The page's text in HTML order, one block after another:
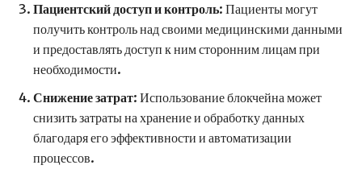
Пациентский доступ и контроль: Пациенты могут
получить контроль над своими медицинскими данными
и предоставлять доступ к ним сторонним лицам при
необходимости.
Снижение затрат: Использование блокчейна может
снизить затраты на хранение и обработку данных
благодаря его эффективности и автоматизации
процессов.